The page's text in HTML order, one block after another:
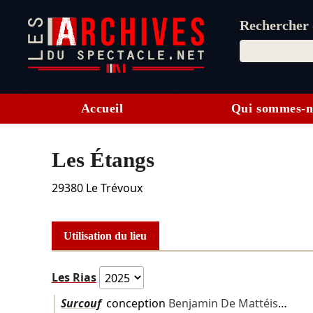
Rechercher
Accueil Qui sommes-
Les Étangs
29380 Le Trévoux
Utilisation du lieu
Les Rias
Surcoufconception Benjamin De Mattéis…